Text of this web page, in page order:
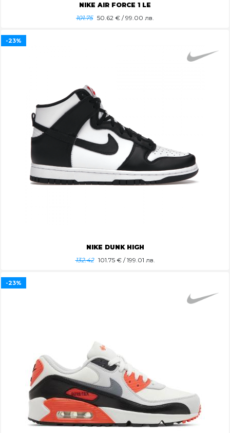
NIKE AIR FORCE 1 LE
101.75 50.62 € / 99.00 лв.
NIKE DUNK HIGH
132.42 101.75€ / 199.01 лв.
-23%
-23%